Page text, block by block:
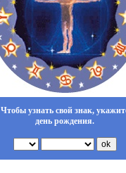
Чтобы узнать свой знак,
день рождения.